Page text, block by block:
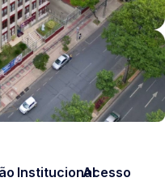
InstitucionalAcesso